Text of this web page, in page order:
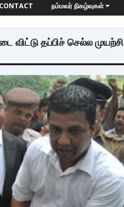
CONTACT நம்மவர் நிகழ்வுகள்
விட்டு தப்பிச் செல்ல முயற்சி